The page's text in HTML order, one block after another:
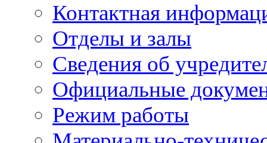
Контактная
Отделы и залы
Сведения об
Официальные
Режим работы